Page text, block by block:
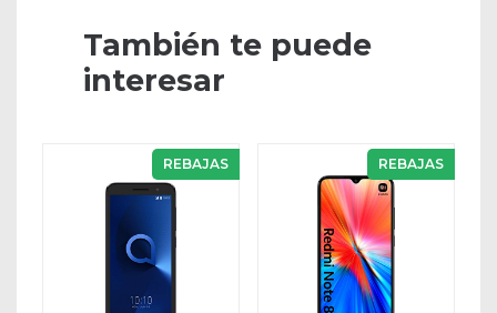
También te puede
interesar
REBAJAS REBAJAS